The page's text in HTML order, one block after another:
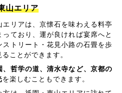
山エリア
リアは、京懐石を味わえる料亭
ており、運が良ければ宴席へと
トリート・花見小路の石畳を歩
ことができます。
、哲学の道、清水寺など、京都の
を楽しむこともできます。